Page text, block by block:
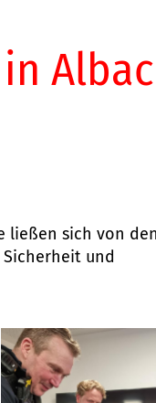
ließen sich von den
und